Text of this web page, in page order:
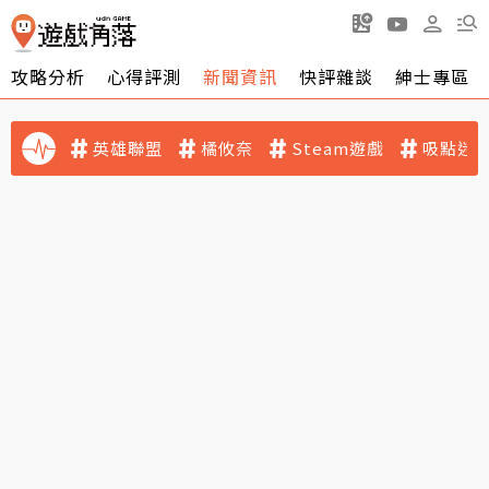
攻略分析 心得評測 新聞資訊 快評雜談 紳士專區
英雄聯盟 橘攸奈 Steam遊戲 吸點迷